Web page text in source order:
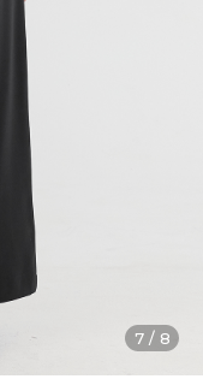
7 / 8